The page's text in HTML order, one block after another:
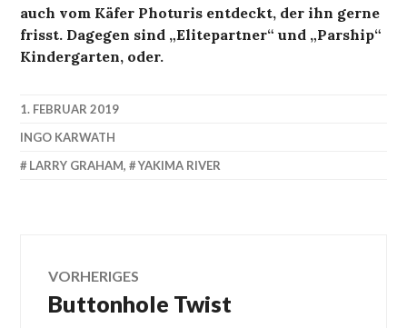
auch vom Käfer Photuris entdeckt, der ihn gerne
frisst. Dagegen sind „Elitepartner“ und „Parship“
Kindergarten, oder.
1. FEBRUAR 2019
INGO KARWATH
LARRY GRAHAM, YAKIMA RIVER
Beitragsnavigation
VORHERIGES
Vorheriger
Buttonhole Twist